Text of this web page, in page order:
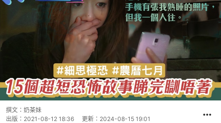
撰文： 奶茶妹
出版： 2021-08-12 18:36 更新： 2024-08-15 19:01